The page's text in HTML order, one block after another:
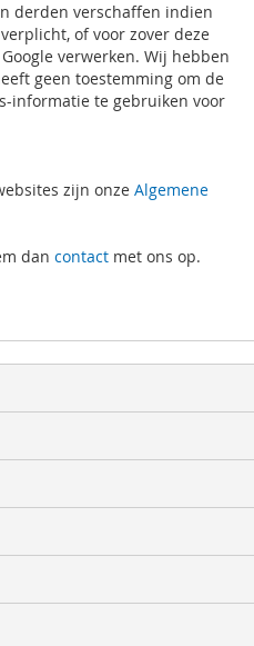
derden verschaffen indien
of voor zover deze
verwerken. Wij hebben
geen toestemming om de
informatie te gebruiken voor
zijn onze Algemene
dan contact met ons op.